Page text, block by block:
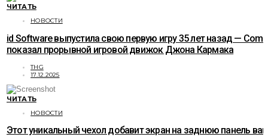
ЧИТАТЬ
НОВОСТИ
id Software выпустила свою первую игру 35 лет назад —
показал прорывной игровой движок Джона Кармака
THG
17.12.2025
ЧИТАТЬ
НОВОСТИ
Этот уникальный чехол добавит экран на заднюю панель